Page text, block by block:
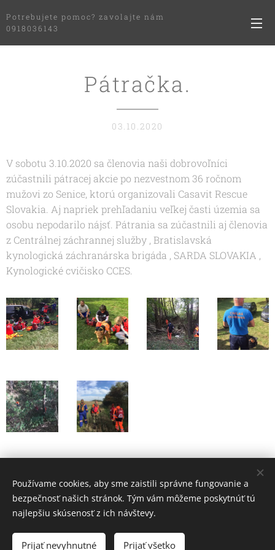
Potrebujete pomoc? zavolajte nám
0918036143
Pátračka.
03.10.2020
V sobotu 3.10.2020 sa členovia naši dobrovoľníci
zúčastnili pátracej akcie po nezvestnom 36 ročnom
mužovi zo Senice, ktorú organizovali Casavit Rescue
Slovakia. Aj napriek prehľadaniu veľkej časti územia sa
osobu nepodarilo nájsť. Pátrania sa zúčastnili aj členovia
z Centrálnej záchrannej služby , Bratislavská
kynologická záchranárska brigáda , SARDA SLOVAKIA ,
Kynologické cvičisko CCES.
Používame cookies, aby sme zaistili správne fungovanie a
bezpečnosť našich stránok. Tým vám môžeme poskytnúť tú
najlepšiu skúsenosť z ich návštevy.
Prijať nevyhnutné Prijať všetko